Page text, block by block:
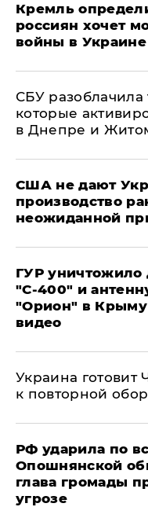
Кремль
россиян хочет
войны в Украине
СБУ разоблачила
которые
в Днепре и
США не дают
производство
неожиданной
ГУР уничтожило
"С‑400" и
"Орион" в Крыму
видео
Украина готовит
к повторной
РФ ударила по
Опошнянской
глава громады
угрозе